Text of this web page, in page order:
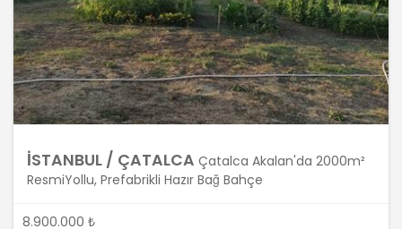
önce veri sahiplerinin bilgisine
sunmakla yükümlüdür. Kişisel veriler
belirtilen meşru ve hukuka uygun
amaçlar dışında işlenmeyecektir..
4. İşlendikleri Amaçla Bağlantılı, Sınırlı
ve Ölçülü Olma
GAYRİMENKUL SATIŞ VE PAZARLAMA
İSTANBUL / ÇATALCA Çatalca Akalan'da 2000m²
ResmiYollu, Prefabrikli Hazır Bağ Bahçe
8.900.000 ₺